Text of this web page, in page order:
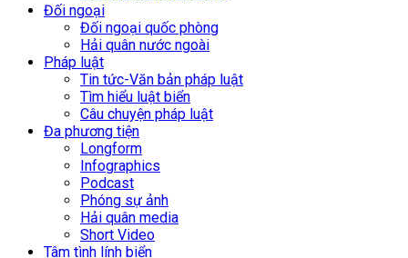
Đối ngoại
Đối ngoại quốc phòng
Hải quân nước ngoài
Pháp luật
Tin tức-Văn bản pháp luật
Tìm hiểu luật biển
Câu chuyện pháp luật
Đa phương tiện
Longform
Infographics
Podcast
Phóng sự ảnh
Hải quân media
Short Video
Tâm tình lính biển